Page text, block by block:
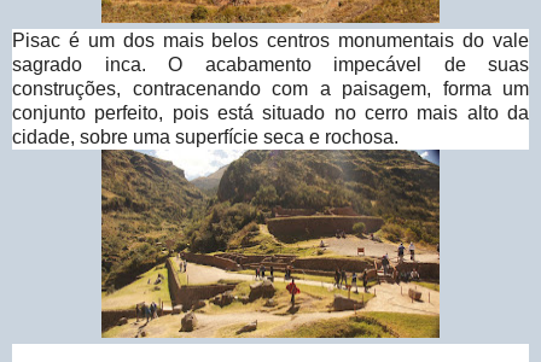
Pisac é um dos mais belos centros monumentais do vale
sagrado inca. O acabamento impecável de suas
construções, contracenando com a paisagem, forma um
conjunto perfeito, pois está situado no cerro mais alto da
cidade, sobre uma superfície seca e rochosa.